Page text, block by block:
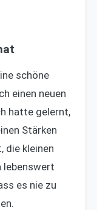
schöne
einen neuen
hatte gelernt,
Stärken
die kleinen
lebenswert
es nie zu